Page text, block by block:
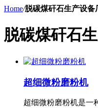
Home/脱碳煤矸石生产设备
脱碳煤矸石
超细微粉磨粉机
超细微粉磨粉机是一